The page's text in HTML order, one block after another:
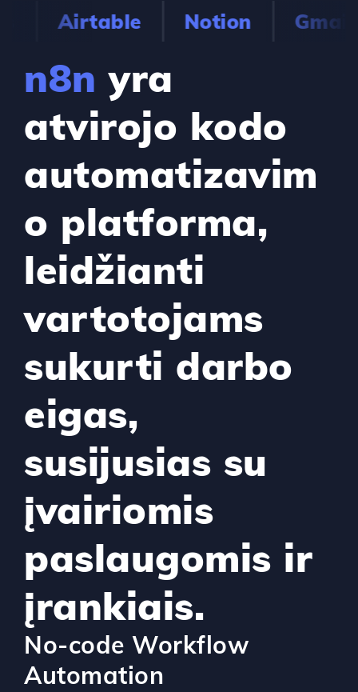
Airtable Notion Gmail
n8n yra
atvirojo kodo
automatizavim
o platforma,
leidžianti
vartotojams
sukurti darbo
eigas,
susijusias su
įvairiomis
paslaugomis ir
įrankiais.
No-code Workflow
Automation